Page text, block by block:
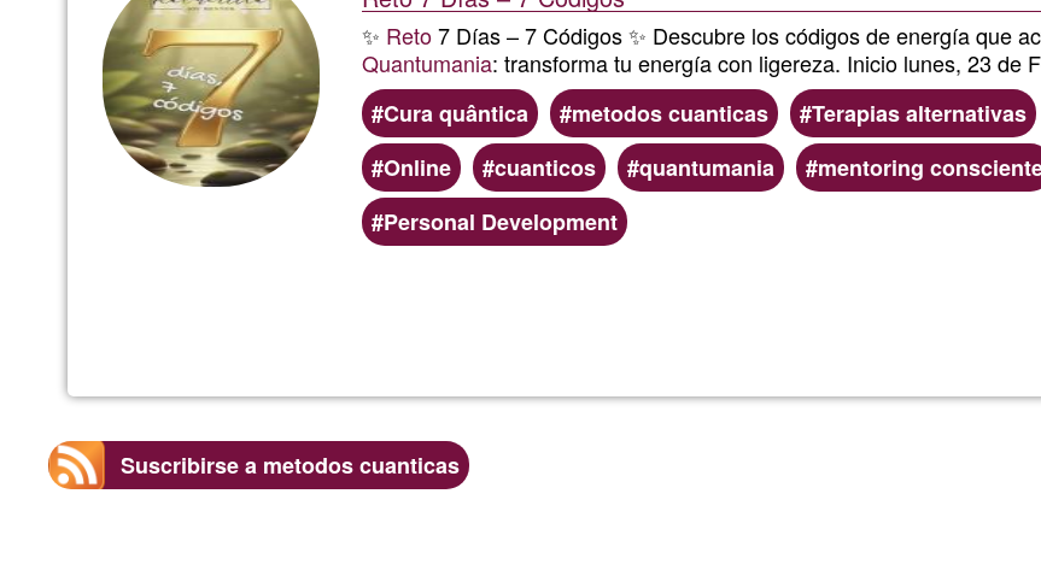
✨ Reto7 Días – 7 Códigos ✨ Descubre los códigos de energía que
Quantumania: transforma tu energía con ligereza. Inicio lunes, 23 de
Cura quântica
metodos cuanticas
Terapias alternativas
Online
cuanticos quantumania mentoring
Personal Development
Suscribirse a metodos cuanticas